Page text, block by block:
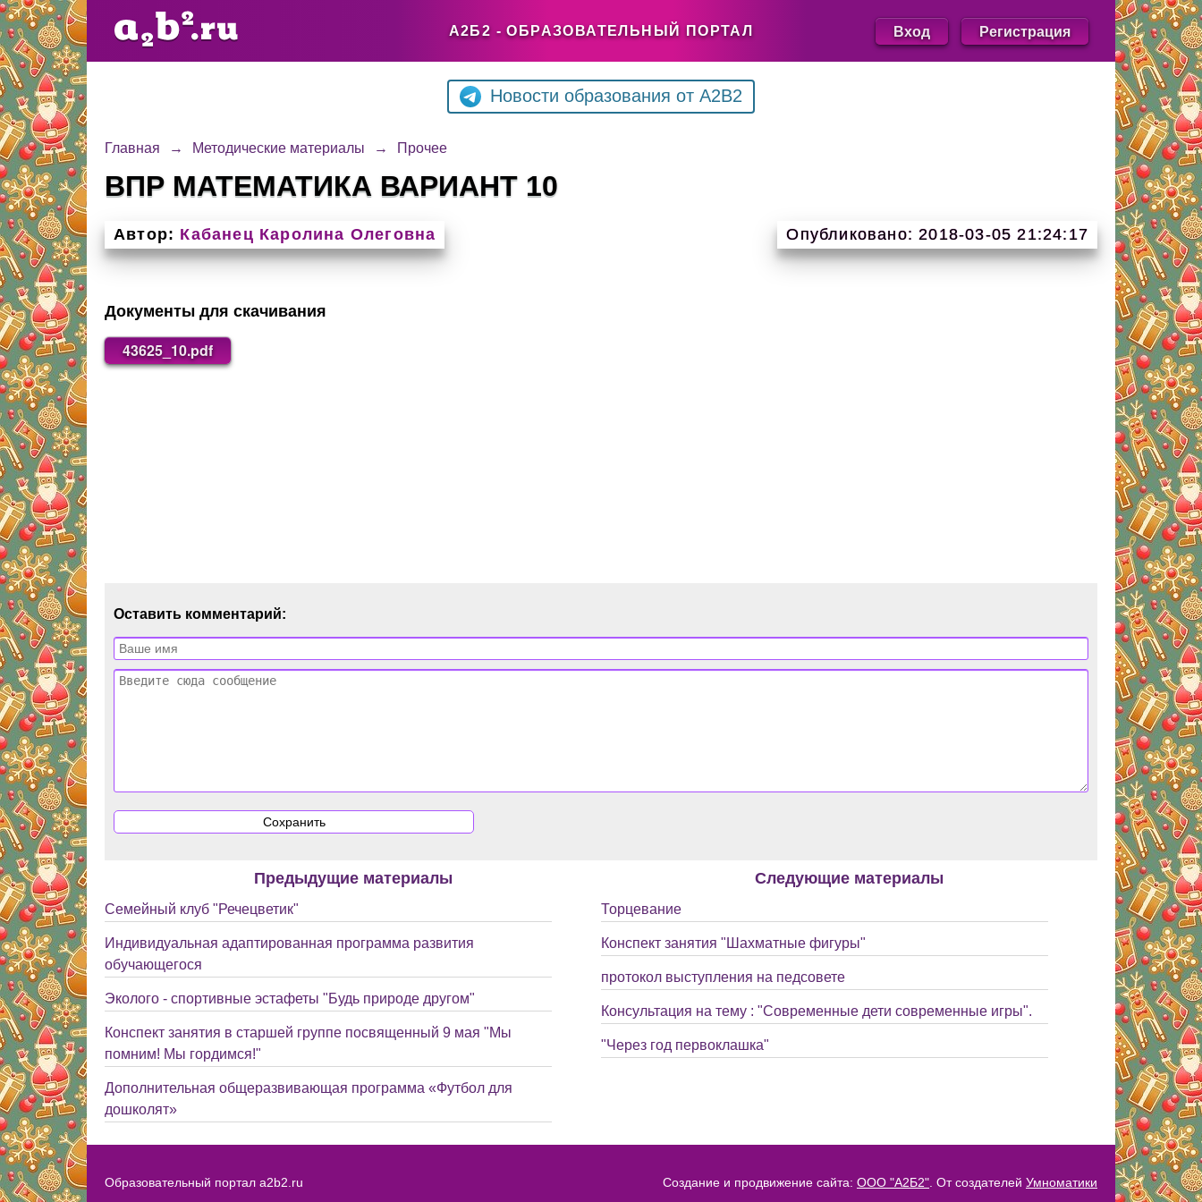
А2Б2 - ОБРАЗОВАТЕЛЬНЫЙ ПОРТАЛ Вход Регистрация
Новости образования от A2B2
Главная → Методические материалы → Прочее
ВПР МАТЕМАТИКА ВАРИАНТ 10
Автор: Кабанец Каролина Олеговна Опубликовано: 2018-03-05 21:24:17
Документы для скачивания
43625_10.pdf
Оставить комментарий:
Предыдущие материалы
Семейный клуб "Речецветик"
Индивидуальная адаптированная программа развития
обучающегося
Эколого - спортивные эстафеты "Будь природе другом"
Конспект занятия в старшей группе посвященный 9 мая "Мы
помним! Мы гордимся!"
Дополнительная общеразвивающая программа «Футбол для
дошколят»
Следующие материалы
Торцевание
Конспект занятия "Шахматные фигуры"
протокол выступления на педсовете
Консультация на тему : "Современные дети современные игры".
"Через год первоклашка"
Образовательный портал a2b2.ru Создание и продвижение сайта: ООО "А2Б2" . От создателей Умноматики